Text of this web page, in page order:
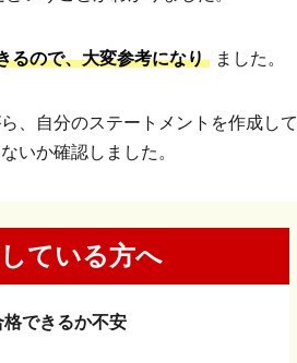
るので、大変参考になり ました。
、自分のステートメントを作成して
いか確認しました。
している方へ
できるか不安